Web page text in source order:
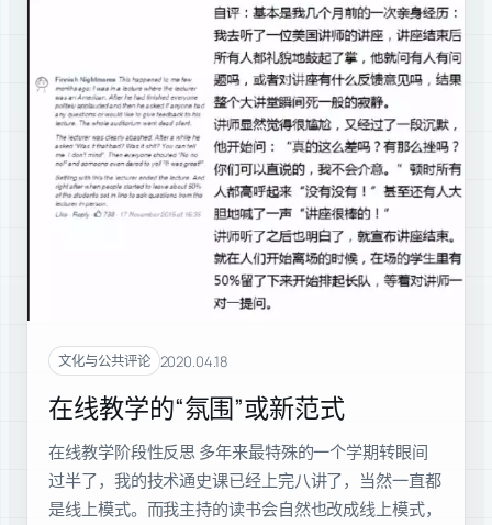
文化与公共评论 2020.04.18
在线教学的“氛围”或新范式
在线教学阶段性反思 多年来最特殊的一个学期转眼间
过半了，我的技术通史课已经上完八讲了，当然一直都
是线上模式。而我主持的读书会自然也改成线上模式，